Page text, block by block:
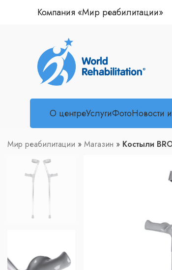
Компания «Мир реабилитации»
О центреУслугиФотоНовости
Мир реабилитации »Магазин » Костыли